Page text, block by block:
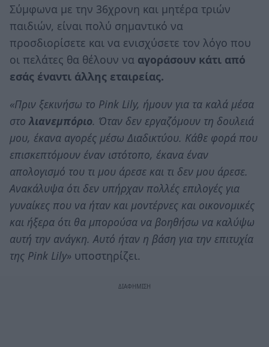
Σύμφωνα με την 36χρονη και μητέρα τριών
παιδιών, είναι πολύ σημαντικό να
προσδιορίσετε και να ενισχύσετε τον λόγο που
οι πελάτες θα θέλουν να αγοράσουν κάτι από
εσάς έναντι άλλης εταιρείας.
«Πριν ξεκινήσω το Pink Lily, ήμουν για τα καλά μέσα
στο λιανεμπόριο. Όταν δεν εργαζόμουν τη δουλειά
μου, έκανα αγορές μέσω Διαδικτύου. Κάθε φορά που
επισκεπτόμουν έναν ιστότοπο, έκανα έναν
απολογισμό του τι μου άρεσε και τι δεν μου άρεσε.
Ανακάλυψα ότι δεν υπήρχαν πολλές επιλογές για
γυναίκες που να ήταν και μοντέρνες και οικονομικές
και ήξερα ότι θα μπορούσα να βοηθήσω να καλύψω
αυτή την ανάγκη. Αυτό ήταν η βάση για την επιτυχία
της Pink Lily» υποστηρίζει.